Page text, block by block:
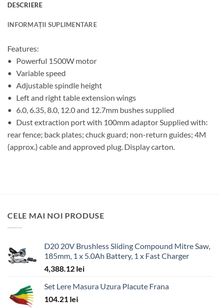
DESCRIERE
INFORMAȚII SUPLIMENTARE
Features:
• Powerful 1500W motor
• Variable speed
• Adjustable spindle height
• Left and right table extension wings
• 6.0, 6.35, 8.0, 12.0 and 12.7mm bushes supplied
• Dust extraction port with 100mm adaptor Supplied with:
rear fence; back plates; chuck guard; non-return guides; 4M
(approx.) cable and approved plug. Display carton.
CELE MAI NOI PRODUSE
D20 20V Brushless Sliding Compound Mitre Saw,
185mm, 1 x 5.0Ah Battery, 1 x Fast Charger
4,388.12 lei
Set Lere Masura Uzura Placute Frana
104.21 lei